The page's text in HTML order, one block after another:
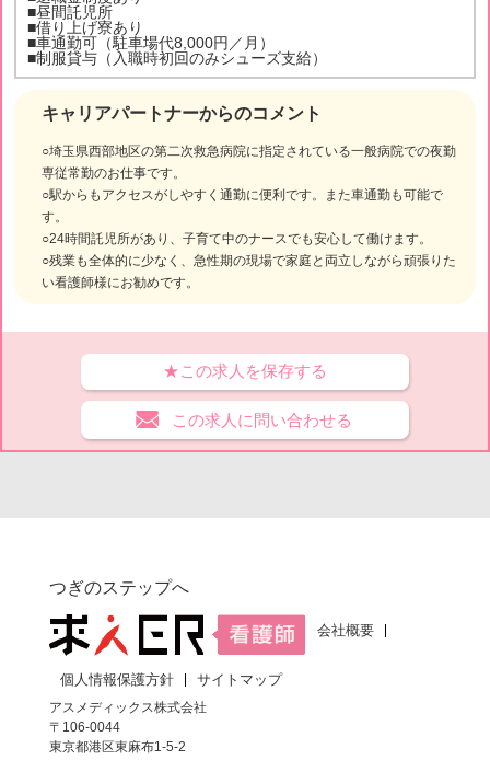
キャリアパートナーからのコメント
○埼玉県西部地区の第二次救急病院に指定されている一般病院での夜勤
専従常勤のお仕事です。
○駅からもアクセスがしやすく通勤に便利です。また車通勤も可能で
す。
○24時間託児所があり、子育て中のナースでも安心して働けます。
○残業も全体的に少なく、急性期の現場で家庭と両立しながら頑張りた
い看護師様にお勧めです。
■昼間託児所
■借り上げ寮あり
■車通勤可（駐車場代8,000円／月）
■制服貸与（入職時初回のみシューズ支給）
★この求人を保存する
この求人に問い合わせる
つぎのステップへ
会社概要
個人情報保護方針
サイトマップ
アスメディックス株式会社
〒106-0044
東京都港区東麻布1-5-2